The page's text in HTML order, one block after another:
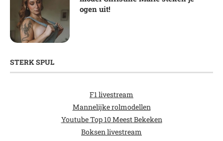
ogen uit!
STERK SPUL
F1 livestream
Mannelijke rolmodellen
Youtube Top 10 Meest Bekeken
Boksen livestream